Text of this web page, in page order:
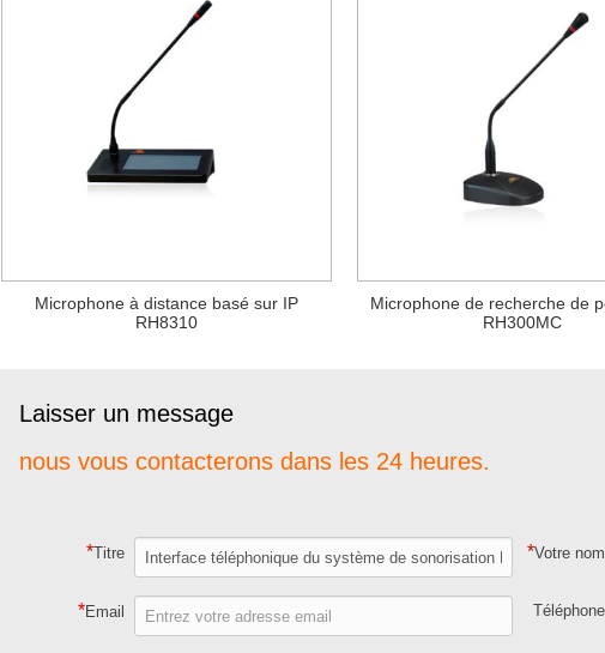
Microphone à distance basé sur IP
RH8310
Microphone de recherche de
RH300MC
Laisser un message
nous vous contacterons dans les 24 heures.
*Titre *Votre nom
*Email Téléphone